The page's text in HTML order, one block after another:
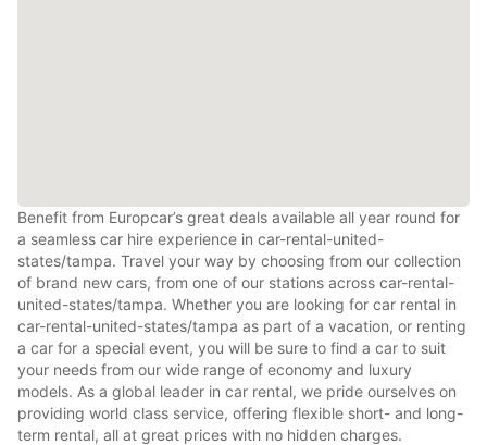
Benefit from Europcar’s great deals available all year round for
a seamless car hire experience in car-rental-united-
states/tampa. Travel your way by choosing from our collection
of brand new cars, from one of our stations across car-rental-
united-states/tampa. Whether you are looking for car rental in
car-rental-united-states/tampa as part of a vacation, or renting
a car for a special event, you will be sure to find a car to suit
your needs from our wide range of economy and luxury
models. As a global leader in car rental, we pride ourselves on
providing world class service, offering flexible short- and long-
term rental, all at great prices with no hidden charges.